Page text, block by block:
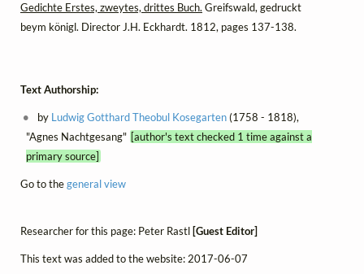
Gedichte Erstes, zweytes, drittes Buch. Greifswald, gedruckt
beym königl. Director J.H. Eckhardt. 1812, pages 137-138.
Text Authorship:
by Ludwig Gotthard Theobul Kosegarten(1758 - 1818),
"Agnes Nachtgesang" [author's text checked 1 time against a
primary source]
Go to thegeneral view
Researcher for this page: Peter Rastl [Guest Editor]
This text was added to the website: 2017-06-07